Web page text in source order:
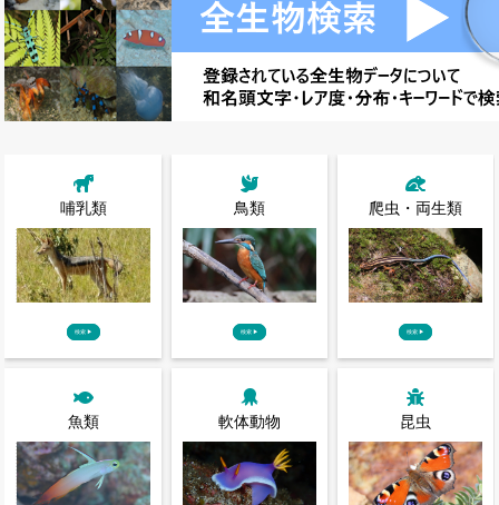
哺乳類
検索 ▶
鳥類
検索 ▶
爬虫・両生類
検索 ▶
魚類 軟体動物 昆虫